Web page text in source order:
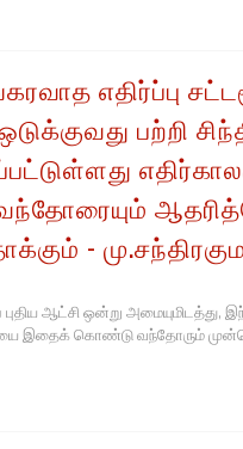
எதிர்ப்பு
பற்றி
-
புதிய ஆட்சி ஒன்று அமையுமிடத்து,
இதைக் கொண்டு வந்தோரும்